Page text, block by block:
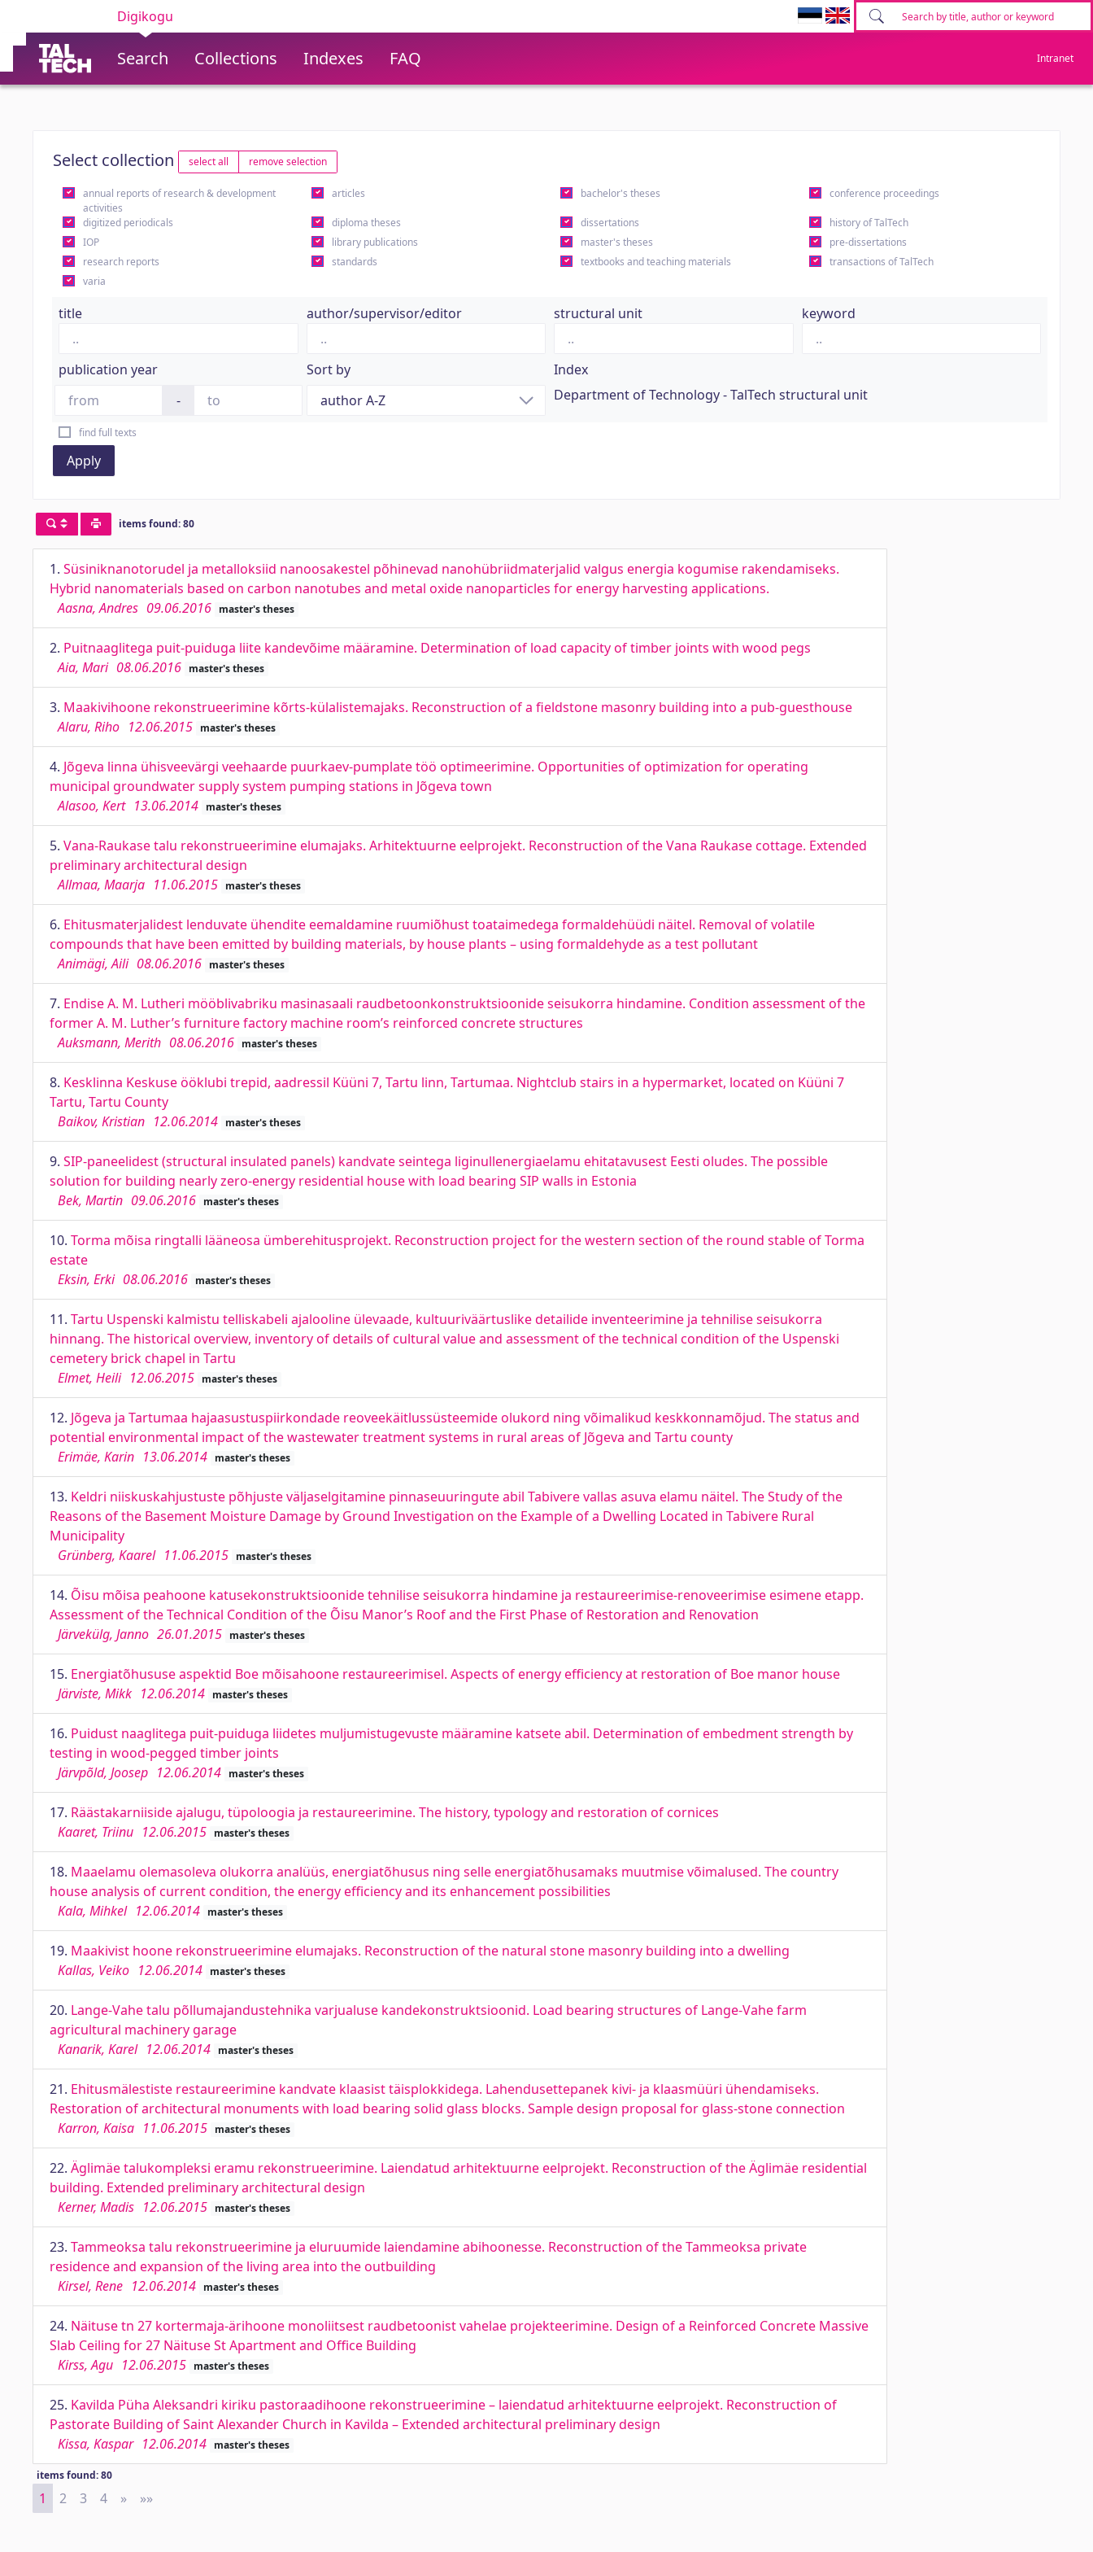
Digikogu
Search Collections Indexes FAQ Intranet
Select collection select all remove selection
annual reports of research & development
activities
articles bachelor's theses conference proceedings
digitized periodicals diploma theses dissertations
history of TalTech
IOP
library publications master's theses
pre-dissertations
research reports
standards textbooks and teaching materials
transactions of TalTech
varia
title author/supervisor/editor structural unit keyword
publication year
-
Sort by
Index
Department of Technology - TalTech structural unit
find full texts
Apply
items found: 80
1. Süsiniknanotorudel ja metalloksiid nanoosakestel põhinevad nanohübriidmaterjalid valgus energia kogumise rakendamiseks.
Hybrid nanomaterials based on carbon nanotubes and metal oxide nanoparticles for energy harvesting applications.
Aasna, Andres 09.06.2016 master's theses
2. Puitnaaglitega puit-puiduga liite kandevõime määramine. Determination of load capacity of timber joints with wood pegs
Aia, Mari 08.06.2016 master's theses
3. Maakivihoone rekonstrueerimine kõrts-külalistemajaks. Reconstruction of a fieldstone masonry building into a pub-guesthouse
Alaru, Riho 12.06.2015 master's theses
4. Jõgeva linna ühisveevärgi veehaarde puurkaev-pumplate töö optimeerimine. Opportunities of optimization for operating
municipal groundwater supply system pumping stations in Jõgeva town
Alasoo, Kert 13.06.2014 master's theses
5. Vana-Raukase talu rekonstrueerimine elumajaks. Arhitektuurne eelprojekt. Reconstruction of the Vana Raukase cottage. Extended
preliminary architectural design
Allmaa, Maarja 11.06.2015 master's theses
6. Ehitusmaterjalidest lenduvate ühendite eemaldamine ruumiõhust toataimedega formaldehüüdi näitel. Removal of volatile
compounds that have been emitted by building materials, by house plants – using formaldehyde as a test pollutant
Animägi, Aili 08.06.2016 master's theses
7. Endise A. M. Lutheri mööblivabriku masinasaali raudbetoonkonstruktsioonide seisukorra hindamine. Condition assessment of the
former A. M. Luther’s furniture factory machine room’s reinforced concrete structures
Auksmann, Merith 08.06.2016 master's theses
8. Kesklinna Keskuse ööklubi trepid, aadressil Küüni 7, Tartu linn, Tartumaa. Nightclub stairs in a hypermarket, located on Küüni 7
Tartu, Tartu County
Baikov, Kristian 12.06.2014 master's theses
9. SIP-paneelidest (structural insulated panels) kandvate seintega liginullenergiaelamu ehitatavusest Eesti oludes. The possible
solution for building nearly zero-energy residential house with load bearing SIP walls in Estonia
Bek, Martin 09.06.2016 master's theses
10. Torma mõisa ringtalli lääneosa ümberehitusprojekt. Reconstruction project for the western section of the round stable of Torma
estate
Eksin, Erki 08.06.2016 master's theses
11. Tartu Uspenski kalmistu telliskabeli ajalooline ülevaade, kultuuriväärtuslike detailide inventeerimine ja tehnilise seisukorra
hinnang. The historical overview, inventory of details of cultural value and assessment of the technical condition of the Uspenski
cemetery brick chapel in Tartu
Elmet, Heili 12.06.2015 master's theses
12. Jõgeva ja Tartumaa hajaasustuspiirkondade reoveekäitlussüsteemide olukord ning võimalikud keskkonnamõjud. The status and
potential environmental impact of the wastewater treatment systems in rural areas of Jõgeva and Tartu county
Erimäe, Karin 13.06.2014 master's theses
13. Keldri niiskuskahjustuste põhjuste väljaselgitamine pinnaseuuringute abil Tabivere vallas asuva elamu näitel. The Study of the
Reasons of the Basement Moisture Damage by Ground Investigation on the Example of a Dwelling Located in Tabivere Rural
Municipality
Grünberg, Kaarel 11.06.2015 master's theses
14. Õisu mõisa peahoone katusekonstruktsioonide tehnilise seisukorra hindamine ja restaureerimise-renoveerimise esimene etapp.
Assessment of the Technical Condition of the Õisu Manor’s Roof and the First Phase of Restoration and Renovation
Järvekülg, Janno 26.01.2015 master's theses
15. Energiatõhususe aspektid Boe mõisahoone restaureerimisel. Aspects of energy efficiency at restoration of Boe manor house
Järviste, Mikk 12.06.2014 master's theses
16. Puidust naaglitega puit-puiduga liidetes muljumistugevuste määramine katsete abil. Determination of embedment strength by
testing in wood-pegged timber joints
Järvpõld, Joosep 12.06.2014 master's theses
17. Räästakarniiside ajalugu, tüpoloogia ja restaureerimine. The history, typology and restoration of cornices
Kaaret, Triinu 12.06.2015 master's theses
18. Maaelamu olemasoleva olukorra analüüs, energiatõhusus ning selle energiatõhusamaks muutmise võimalused. The country
house analysis of current condition, the energy efficiency and its enhancement possibilities
Kala, Mihkel 12.06.2014 master's theses
19. Maakivist hoone rekonstrueerimine elumajaks. Reconstruction of the natural stone masonry building into a dwelling
Kallas, Veiko 12.06.2014 master's theses
20. Lange-Vahe talu põllumajandustehnika varjualuse kandekonstruktsioonid. Load bearing structures of Lange-Vahe farm
agricultural machinery garage
Kanarik, Karel 12.06.2014 master's theses
21. Ehitusmälestiste restaureerimine kandvate klaasist täisplokkidega. Lahendusettepanek kivi- ja klaasmüüri ühendamiseks.
Restoration of architectural monuments with load bearing solid glass blocks. Sample design proposal for glass-stone connection
Karron, Kaisa 11.06.2015 master's theses
22. Äglimäe talukompleksi eramu rekonstrueerimine. Laiendatud arhitektuurne eelprojekt. Reconstruction of the Äglimäe residential
building. Extended preliminary architectural design
Kerner, Madis 12.06.2015 master's theses
23. Tammeoksa talu rekonstrueerimine ja eluruumide laiendamine abihoonesse. Reconstruction of the Tammeoksa private
residence and expansion of the living area into the outbuilding
Kirsel, Rene 12.06.2014 master's theses
24. Näituse tn 27 kortermaja-ärihoone monoliitsest raudbetoonist vahelae projekteerimine. Design of a Reinforced Concrete Massive
Slab Ceiling for 27 Näituse St Apartment and Office Building
Kirss, Agu 12.06.2015 master's theses
25. Kavilda Püha Aleksandri kiriku pastoraadihoone rekonstrueerimine – laiendatud arhitektuurne eelprojekt. Reconstruction of
Pastorate Building of Saint Alexander Church in Kavilda – Extended architectural preliminary design
Kissa, Kaspar 12.06.2014 master's theses
items found: 80
1 2 3 4 » Next
»»